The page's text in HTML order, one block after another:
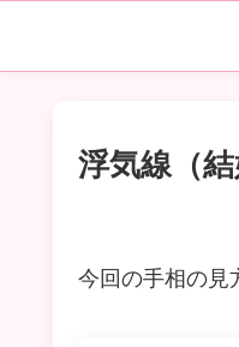
浮気線（結
今回の手相の見